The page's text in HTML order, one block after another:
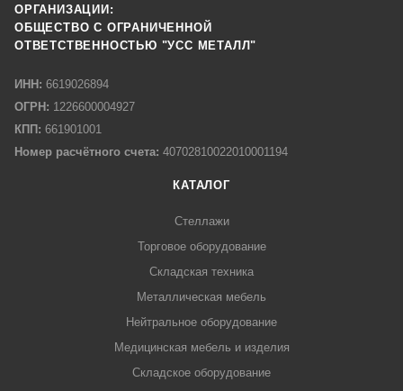
ОРГАНИЗАЦИИ:
ОБЩЕСТВО С ОГРАНИЧЕННОЙ
ОТВЕТСТВЕННОСТЬЮ "УСС МЕТАЛЛ"
ИНН: 6619026894
ОГРН: 1226600004927
КПП: 661901001
Номер расчётного счета: 40702810022010001194
КАТАЛОГ
Стеллажи
Торговое оборудование
Складская техника
Металлическая мебель
Нейтральное оборудование
Медицинская мебель и изделия
Складское оборудование